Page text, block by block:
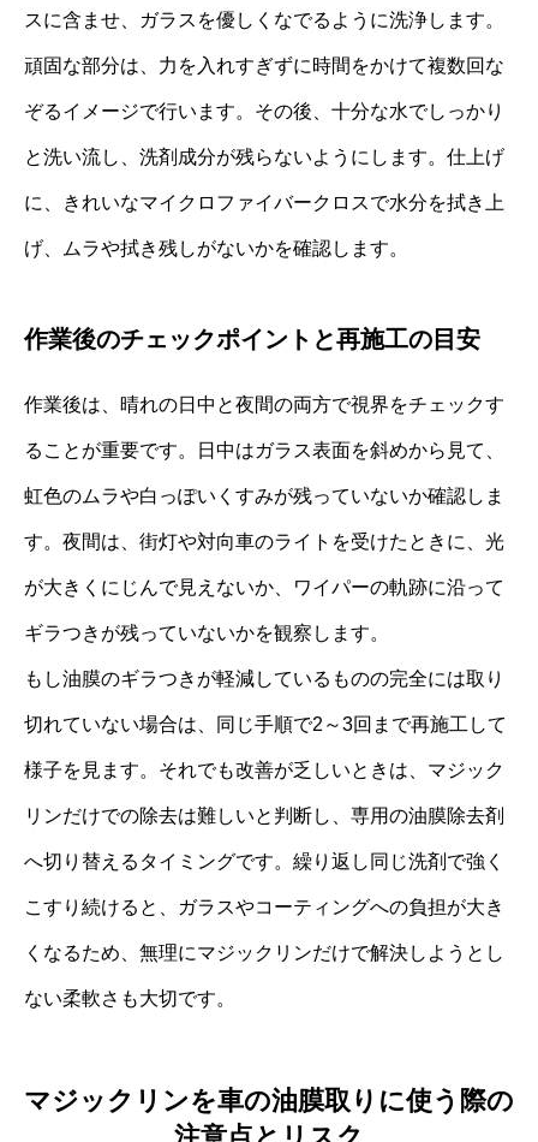
スに含ませ、ガラスを優しくなでるように洗浄します。
頑固な部分は、力を入れすぎずに時間をかけて複数回な
ぞるイメージで行います。その後、十分な水でしっかり
と洗い流し、洗剤成分が残らないようにします。仕上げ
に、きれいなマイクロファイバークロスで水分を拭き上
げ、ムラや拭き残しがないかを確認します。
作業後のチェックポイントと再施工の目安
作業後は、晴れの日中と夜間の両方で視界をチェックす
ることが重要です。日中はガラス表面を斜めから見て、
虹色のムラや白っぽいくすみが残っていないか確認しま
す。夜間は、街灯や対向車のライトを受けたときに、光
が大きくにじんで見えないか、ワイパーの軌跡に沿って
ギラつきが残っていないかを観察します。
もし油膜のギラつきが軽減しているものの完全には取り
切れていない場合は、同じ手順で2～3回まで再施工して
様子を見ます。それでも改善が乏しいときは、マジック
リンだけでの除去は難しいと判断し、専用の油膜除去剤
へ切り替えるタイミングです。繰り返し同じ洗剤で強く
こすり続けると、ガラスやコーティングへの負担が大き
くなるため、無理にマジックリンだけで解決しようとし
ない柔軟さも大切です。
マジックリンを車の油膜取りに使う際の